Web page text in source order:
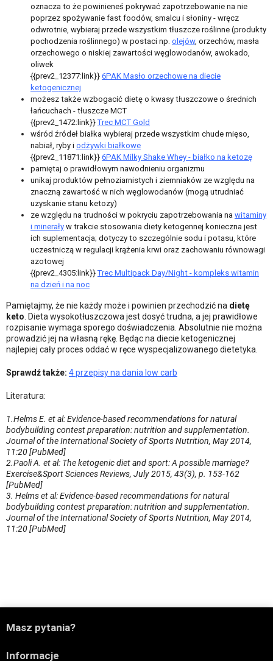
oznacza to że powinieneś pokrywać zapotrzebowanie na nie
poprzez spożywanie fast foodów, smalcu i słoniny - wręcz
odwrotnie, wybieraj przede wszystkim tłuszcze roślinne (produkty
pochodzenia roślinnego) w postaci np. olejów, orzechów, masła
orzechowego o niskiej zawartości węglowodanów, awokado,
oliwek
{{prev2_12377:link}} 6PAK Masło orzechowe na diecie
ketogenicznej
możesz także wzbogacić dietę o kwasy tłuszczowe o średnich
łańcuchach - tłuszcze MCT
{{prev2_1472:link}}Trec MCT Gold
wśród źródeł białka wybieraj przede wszystkim chude mięso,
nabiał, ryby i odżywki białkowe
{{prev2_11871:link}} 6PAK Milky Shake Whey - białko na ketozę
pamiętaj o prawidłowym nawodnieniu organizmu
unikaj produktów pełnoziarnistych i ziemniaków ze względu na
znaczną zawartość w nich węglowodanów (mogą utrudniać
uzyskanie stanu ketozy)
ze względu na trudności w pokryciu zapotrzebowania na witaminy
i minerały w trakcie stosowania diety ketogennej konieczna jest
ich suplementacja; dotyczy to szczególnie sodu i potasu, które
uczestniczą w regulacji krążenia krwi oraz zachowaniu równowagi
azotowej
{{prev2_4305:link}}Trec Multipack Day/Night - kompleks witamin
na dzień i na noc
Pamiętajmy, że nie każdy może i powinien przechodzić na dietę
keto . Dieta wysokotłuszczowa jest dosyć trudna, a jej prawidłowe
rozpisanie wymaga sporego doświadczenia. Absolutnie nie można
prowadzić jej na własną rękę. Będąc na diecie ketogenicznej
najlepiej cały proces oddać w ręce wyspecjalizowanego dietetyka.
Sprawdź także: 4 przepisy na dania low carb
Literatura:
1.Helms E. et al: Evidence-based recommendations for natural
bodybuilding contest preparation: nutrition and supplementation.
Journal of the International Society of Sports Nutrition, May 2014,
11:20 [PubMed]
2.Paoli A. et al: The ketogenic diet and sport: A possible marriage?
Exercise&Sport Sciences Reviews, July 2015, 43(3), p. 153-162
[PubMed]
3. Helms et al: Evidence-based recommendations for natural
bodybuilding contest preparation: nutrition and supplementation.
Journal of the International Society of Sports Nutrition, May 2014,
11:20 [PubMed]
Masz pytania?
Informacje